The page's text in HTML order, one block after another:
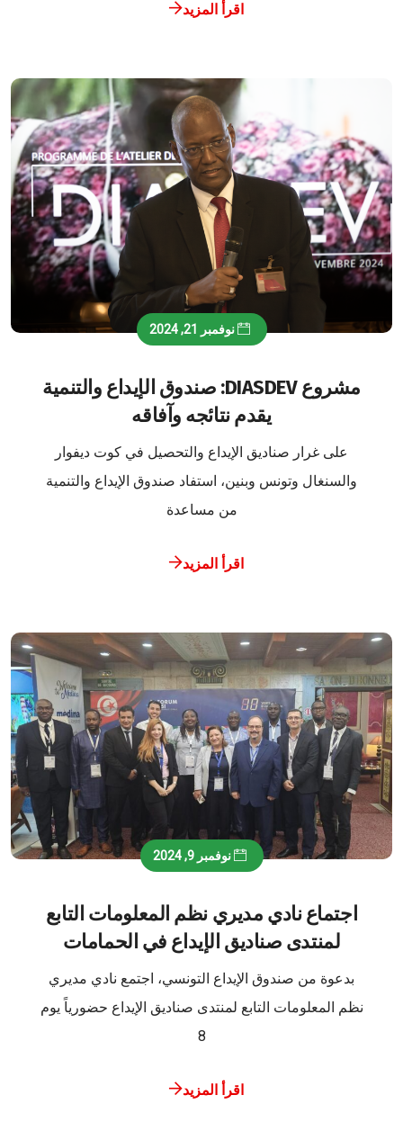
اقرأ المزيد
نوفمبر 21, 2024
مشروع DIASDEV: صندوق الإيداع والتنمية
يقدم نتائجه وآفاقه
على غرار صناديق الإيداع والتحصيل في كوت ديفوار
والسنغال وتونس وبنين، استفاد صندوق الإيداع والتنمية
من مساعدة
اقرأ المزيد
نوفمبر 9, 2024
اجتماع نادي مديري نظم المعلومات التابع
لمنتدى صناديق الإيداع في الحمامات
بدعوة من صندوق الإيداع التونسي، اجتمع نادي مديري
نظم المعلومات التابع لمنتدى صناديق الإيداع حضورياً يوم
8
اقرأ المزيد